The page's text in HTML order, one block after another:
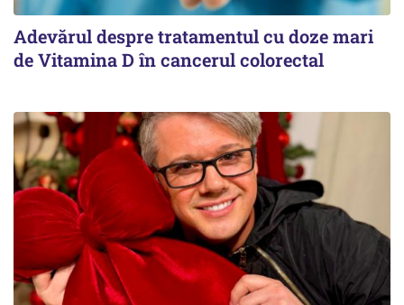
Adevărul despre tratamentul cu doze mari
de Vitamina D în cancerul colorectal